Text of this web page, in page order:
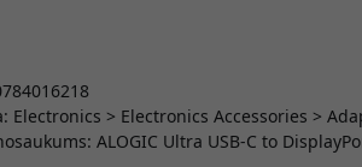
Electronics > Electronics Accessories >
ALOGIC Ultra USB-C to